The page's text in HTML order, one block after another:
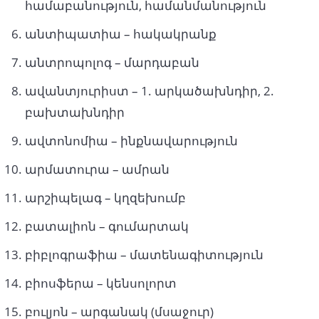
համաբանություն, համանմանություն
անտիպատիա – հակակրանք
անտրոպոլոգ – մարդաբան
ավանտյուրիստ – 1. արկածախնդիր, 2.
բախտախնդիր
ավտոնոմիա – ինքնավարություն
արմատուրա – ամրան
արշիպելագ – կղզեխումբ
բատալիոն – գումարտակ
բիբլոգրաֆիա – մատենագիտություն
բիոսֆերա – կենսոլորտ
բուլյոն – արգանակ (մսաջուր)